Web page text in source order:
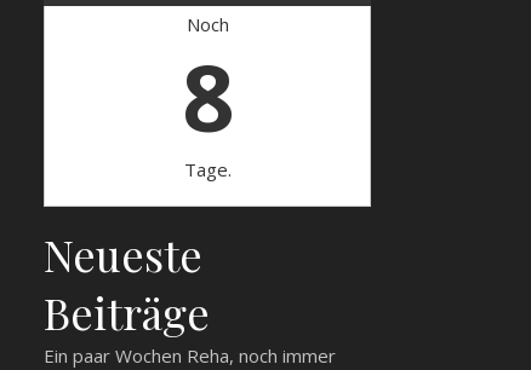
Noch
8
Tage.
Neueste
Beiträge
Ein paar Wochen Reha, noch immer